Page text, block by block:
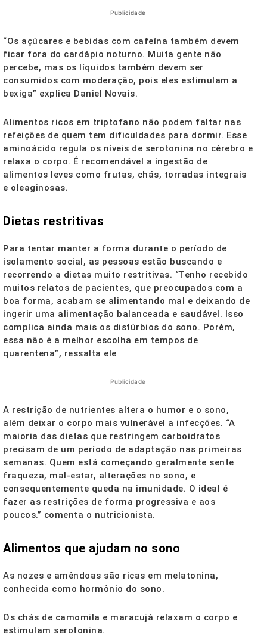
Publicidade
“Os açúcares e bebidas com cafeína também devem
ficar fora do cardápio noturno. Muita gente não
percebe, mas os líquidos também devem ser
consumidos com moderação, pois eles estimulam a
bexiga” explica Daniel Novais.
Alimentos ricos em triptofano não podem faltar nas
refeições de quem tem dificuldades para dormir. Esse
aminoácido regula os níveis de serotonina no cérebro e
relaxa o corpo. É recomendável a ingestão de
alimentos leves como frutas, chás, torradas integrais
e oleaginosas.
Dietas restritivas
Para tentar manter a forma durante o período de
isolamento social, as pessoas estão buscando e
recorrendo a dietas muito restritivas. “Tenho recebido
muitos relatos de pacientes, que preocupados com a
boa forma, acabam se alimentando mal e deixando de
ingerir uma alimentação balanceada e saudável. Isso
complica ainda mais os distúrbios do sono. Porém,
essa não é a melhor escolha em tempos de
quarentena”, ressalta ele
Publicidade
A restrição de nutrientes altera o humor e o sono,
além deixar o corpo mais vulnerável a infecções. “A
maioria das dietas que restringem carboidratos
precisam de um período de adaptação nas primeiras
semanas. Quem está começando geralmente sente
fraqueza, mal-estar, alterações no sono, e
consequentemente queda na imunidade. O ideal é
fazer as restrições de forma progressiva e aos
poucos.” comenta o nutricionista.
Alimentos que ajudam no sono
As nozes e amêndoas são ricas em melatonina,
conhecida como hormônio do sono.
Os chás de camomila e maracujá relaxam o corpo e
estimulam serotonina.